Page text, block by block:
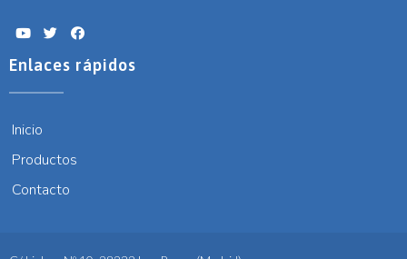
Enlaces rápidos
Inicio
Productos
Contacto